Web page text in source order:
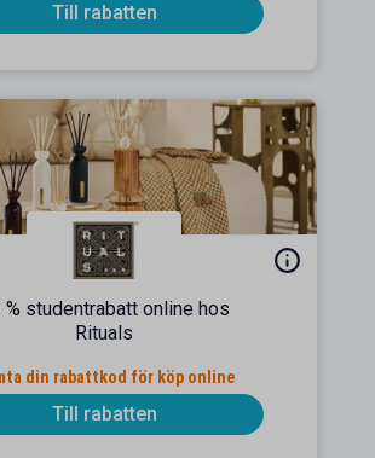
Till rabatten
% studentrabatt online hos
Rituals
din rabattkod för köp online
Till rabatten